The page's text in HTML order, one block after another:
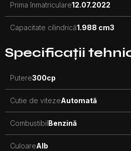
Prima înmatriculare12.07.2022
Capacitate cilindrică1.988 cm3
Specificații
Putere300cp
Cutie de vitezeAutomată
CombustibilBenzină
CuloareAlb